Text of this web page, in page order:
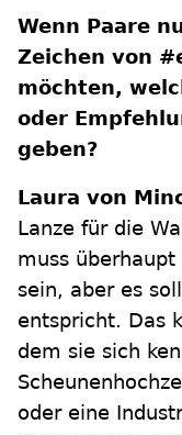
Wenn Paare
Zeichen von
möchten,
oder
geben?
Laura von
Lanze für die
muss überhaupt
sein, aber es
entspricht. Das
dem sie sich
oder eine